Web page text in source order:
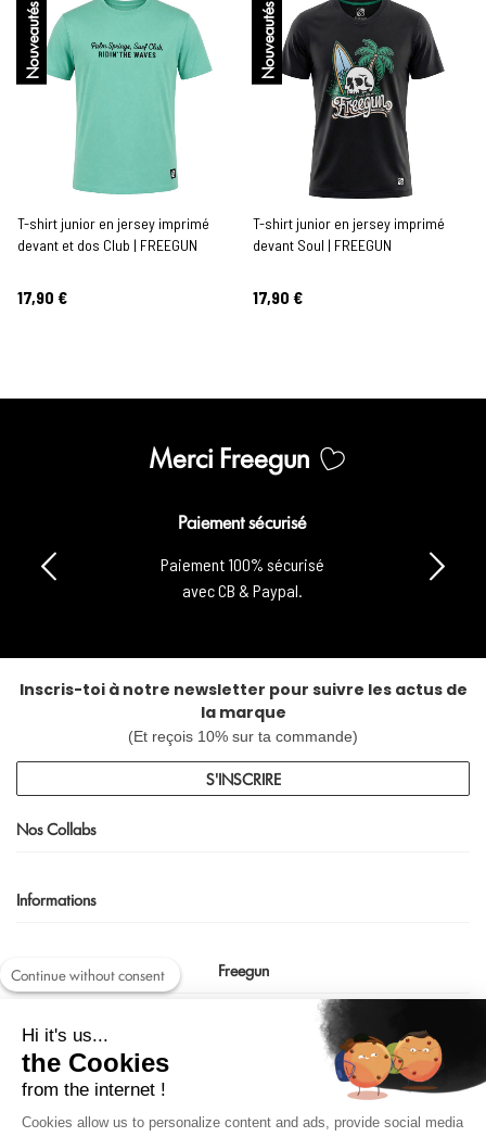
Nouveautés
T-shirt junior en jersey imprimé
devant et dos Club | FREEGUN
17,90 €
Nouveautés
T-shirt junior en jersey imprimé
devant Soul | FREEGUN
17,90 €
Merci Freegun
Paiement sécurisé
Paiement 100% sécurisé
avec CB & Paypal.
Inscris-toi à notre newsletter pour suivre les actus de
la marque
(Et reçois 10% sur ta commande)
S'INSCRIRE
Nos Collabs
Informations
Freegun
Continue without consent
Hi it's us...
the Cookies
from the internet !
Cookies allow us to personalize content and ads, provide social media